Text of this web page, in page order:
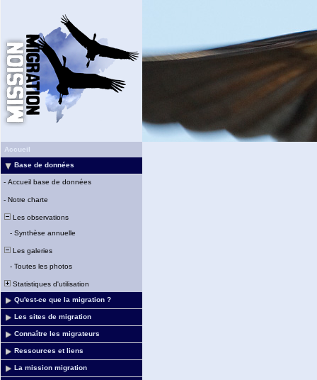
Accueil
Base de données
- Accueil base de données
- Notre charte
Les observations
- Synthèse annuelle
Les galeries
- Toutes les photos
Statistiques d'utilisation
Qu'est-ce que la migration ?
Les sites de migration
Connaître les migrateurs
Ressources et liens
La mission migration